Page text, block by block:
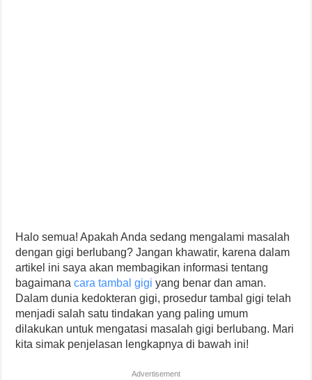
Halo semua! Apakah Anda sedang mengalami masalah
dengan gigi berlubang? Jangan khawatir, karena dalam
artikel ini saya akan membagikan informasi tentang
bagaimanacara tambal gigi yang benar dan aman.
Dalam dunia kedokteran gigi, prosedur tambal gigi telah
menjadi salah satu tindakan yang paling umum
dilakukan untuk mengatasi masalah gigi berlubang. Mari
kita simak penjelasan lengkapnya di bawah ini!
Advertisement